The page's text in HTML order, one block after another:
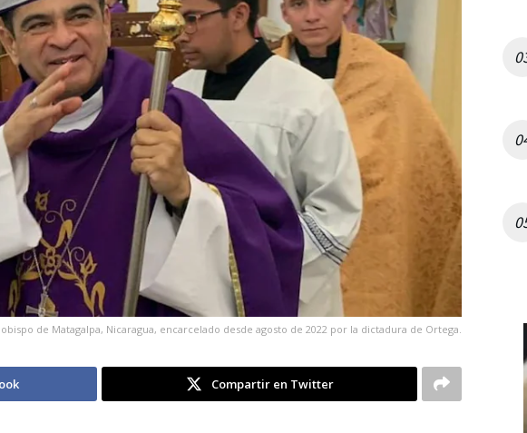
de Matagalpa, Nicaragua, encarcelado desde agosto de 2022 por la dictadura de Ortega.
Compartir en Twitter